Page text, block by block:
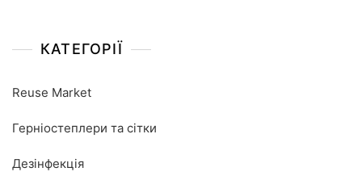
КАТЕГОРІЇ
Reuse Market
Герніостеплери та сітки
Дезінфекція